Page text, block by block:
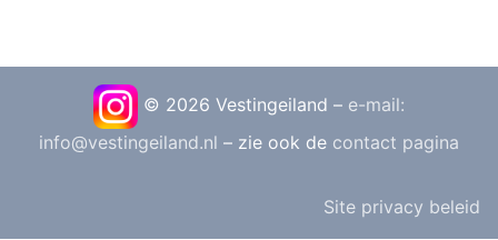
© 2026 Vestingeiland – e-mail:
info@vestingeiland.nl – zie ook de contact pagina
Site privacy beleid